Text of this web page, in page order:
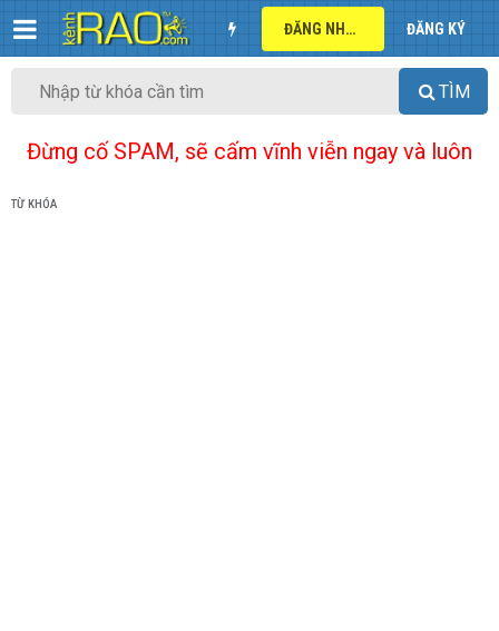
ĐĂNG NHẬP ĐĂNG KÝ
TÌM
Đừng cố SPAM, sẽ cấm vĩnh viễn ngay và luôn
TỪ KHÓA